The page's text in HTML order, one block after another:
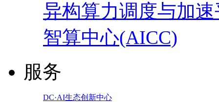
异构算力调度与加
智算中心(AICC)
服务
DC·AI生态创新中心